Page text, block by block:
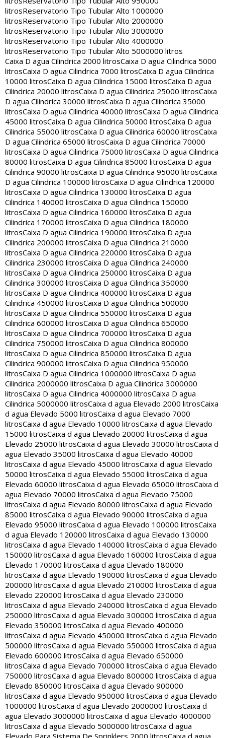
litrosReservatorio Tipo Tubular Alto 1000000
litrosReservatorio Tipo Tubular Alto 2000000
litrosReservatorio Tipo Tubular Alto 3000000
litrosReservatorio Tipo Tubular Alto 4000000
litrosReservatorio Tipo Tubular Alto 5000000 litros
Caixa D agua Cilindrica 2000 litrosCaixa D agua Cilindrica 5000
litrosCaixa D agua Cilindrica 7000 litrosCaixa D agua Cilindrica
10000 litrosCaixa D agua Cilindrica 15000 litrosCaixa D agua
Cilindrica 20000 litrosCaixa D agua Cilindrica 25000 litrosCaixa
D agua Cilindrica 30000 litrosCaixa D agua Cilindrica 35000
litrosCaixa D agua Cilindrica 40000 litrosCaixa D agua Cilindrica
45000 litrosCaixa D agua Cilindrica 50000 litrosCaixa D agua
Cilindrica 55000 litrosCaixa D agua Cilindrica 60000 litrosCaixa
D agua Cilindrica 65000 litrosCaixa D agua Cilindrica 70000
litrosCaixa D agua Cilindrica 75000 litrosCaixa D agua Cilindrica
80000 litrosCaixa D agua Cilindrica 85000 litrosCaixa D agua
Cilindrica 90000 litrosCaixa D agua Cilindrica 95000 litrosCaixa
D agua Cilindrica 100000 litrosCaixa D agua Cilindrica 120000
litrosCaixa D agua Cilindrica 130000 litrosCaixa D agua
Cilindrica 140000 litrosCaixa D agua Cilindrica 150000
litrosCaixa D agua Cilindrica 160000 litrosCaixa D agua
Cilindrica 170000 litrosCaixa D agua Cilindrica 180000
litrosCaixa D agua Cilindrica 190000 litrosCaixa D agua
Cilindrica 200000 litrosCaixa D agua Cilindrica 210000
litrosCaixa D agua Cilindrica 220000 litrosCaixa D agua
Cilindrica 230000 litrosCaixa D agua Cilindrica 240000
litrosCaixa D agua Cilindrica 250000 litrosCaixa D agua
Cilindrica 300000 litrosCaixa D agua Cilindrica 350000
litrosCaixa D agua Cilindrica 400000 litrosCaixa D agua
Cilindrica 450000 litrosCaixa D agua Cilindrica 500000
litrosCaixa D agua Cilindrica 550000 litrosCaixa D agua
Cilindrica 600000 litrosCaixa D agua Cilindrica 650000
litrosCaixa D agua Cilindrica 700000 litrosCaixa D agua
Cilindrica 750000 litrosCaixa D agua Cilindrica 800000
litrosCaixa D agua Cilindrica 850000 litrosCaixa D agua
Cilindrica 900000 litrosCaixa D agua Cilindrica 950000
litrosCaixa D agua Cilindrica 1000000 litrosCaixa D agua
Cilindrica 2000000 litrosCaixa D agua Cilindrica 3000000
litrosCaixa D agua Cilindrica 4000000 litrosCaixa D agua
Cilindrica 5000000 litrosCaixa d agua Elevado 2000 litrosCaixa
d agua Elevado 5000 litrosCaixa d agua Elevado 7000
litrosCaixa d agua Elevado 10000 litrosCaixa d agua Elevado
15000 litrosCaixa d agua Elevado 20000 litrosCaixa d agua
Elevado 25000 litrosCaixa d agua Elevado 30000 litrosCaixa d
agua Elevado 35000 litrosCaixa d agua Elevado 40000
litrosCaixa d agua Elevado 45000 litrosCaixa d agua Elevado
50000 litrosCaixa d agua Elevado 55000 litrosCaixa d agua
Elevado 60000 litrosCaixa d agua Elevado 65000 litrosCaixa d
agua Elevado 70000 litrosCaixa d agua Elevado 75000
litrosCaixa d agua Elevado 80000 litrosCaixa d agua Elevado
85000 litrosCaixa d agua Elevado 90000 litrosCaixa d agua
Elevado 95000 litrosCaixa d agua Elevado 100000 litrosCaixa
d agua Elevado 120000 litrosCaixa d agua Elevado 130000
litrosCaixa d agua Elevado 140000 litrosCaixa d agua Elevado
150000 litrosCaixa d agua Elevado 160000 litrosCaixa d agua
Elevado 170000 litrosCaixa d agua Elevado 180000
litrosCaixa d agua Elevado 190000 litrosCaixa d agua Elevado
200000 litrosCaixa d agua Elevado 210000 litrosCaixa d agua
Elevado 220000 litrosCaixa d agua Elevado 230000
litrosCaixa d agua Elevado 240000 litrosCaixa d agua Elevado
250000 litrosCaixa d agua Elevado 300000 litrosCaixa d agua
Elevado 350000 litrosCaixa d agua Elevado 400000
litrosCaixa d agua Elevado 450000 litrosCaixa d agua Elevado
500000 litrosCaixa d agua Elevado 550000 litrosCaixa d agua
Elevado 600000 litrosCaixa d agua Elevado 650000
litrosCaixa d agua Elevado 700000 litrosCaixa d agua Elevado
750000 litrosCaixa d agua Elevado 800000 litrosCaixa d agua
Elevado 850000 litrosCaixa d agua Elevado 900000
litrosCaixa d agua Elevado 950000 litrosCaixa d agua Elevado
1000000 litrosCaixa d agua Elevado 2000000 litrosCaixa d
agua Elevado 3000000 litrosCaixa d agua Elevado 4000000
litrosCaixa d agua Elevado 5000000 litrosCaixa d agua